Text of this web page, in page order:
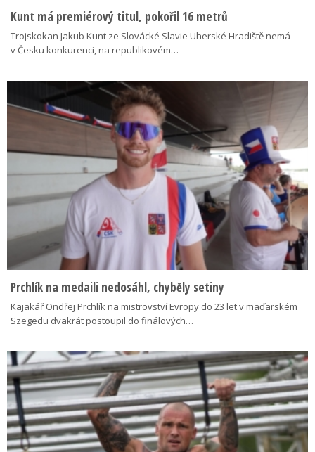
Kunt má premiérový titul, pokořil 16 metrů
Trojskokan Jakub Kunt ze Slovácké Slavie Uherské Hradiště nemá
v Česku konkurenci, na republikovém…
Prchlík na medaili nedosáhl, chyběly setiny
Kajakář Ondřej Prchlík na mistrovství Evropy do 23 let v maďarském
Szegedu dvakrát postoupil do finálových…